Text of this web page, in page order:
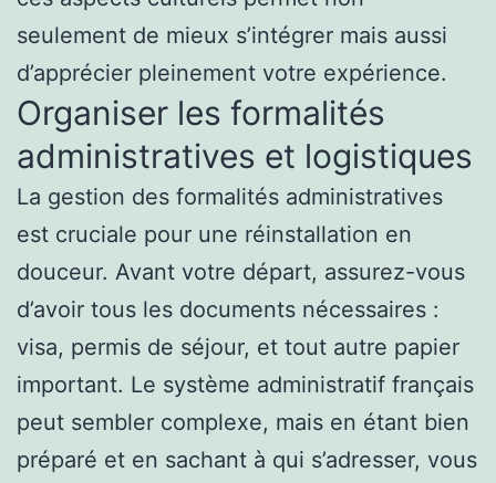
seulement de mieux s’intégrer mais aussi
d’apprécier pleinement votre expérience.
Organiser les formalités
administratives et logistiques
La gestion des formalités administratives
est cruciale pour une réinstallation en
douceur. Avant votre départ, assurez-vous
d’avoir tous les documents nécessaires :
visa, permis de séjour, et tout autre papier
important. Le système administratif français
peut sembler complexe, mais en étant bien
préparé et en sachant à qui s’adresser, vous